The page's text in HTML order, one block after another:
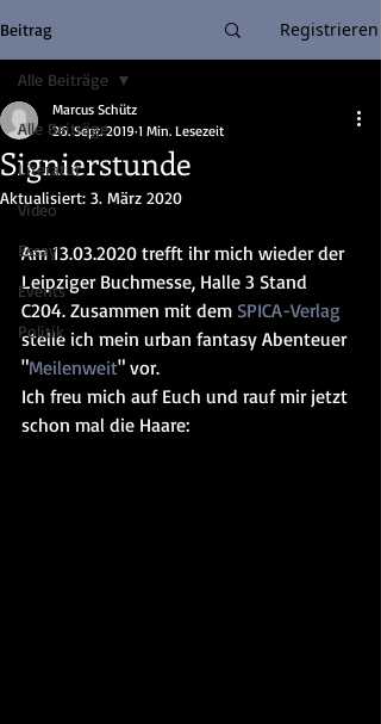
Beitrag Registrieren
Alle Beiträge
Literatur
Video
Essay
Events
Politik
Alle Beiträge
Signierstunde
Marcus Schütz
26. Sept. 2019 1 Min. Lesezeit
Aktualisiert: 3. März 2020
Am 13.03.2020 trefft ihr mich wieder der
Leipziger Buchmesse, Halle 3 Stand
C204. Zusammen mit dem SPICA-Verlag
stelle ich mein urban fantasy Abenteuer
"Meilenweit" vor.
Ich freu mich auf Euch und rauf mir jetzt
schon mal die Haare: